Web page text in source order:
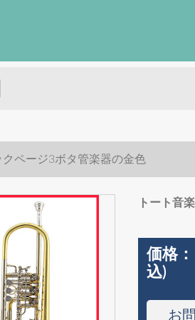
ページ3ボタ管楽器の金色
トート音
価格：
込)
お